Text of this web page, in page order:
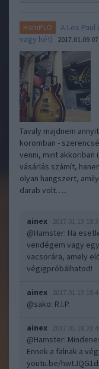
HamPLÓ
A Les
vagy hét)
2017.01.09
Tavaly majdnem
koromban -
venni, mint akkoriban
vásárlás számít,
olyan hangszert,
darab volt…..
ainex 2017.01.13
@Hamster: Ha
vendégem vagy
vacsorára, amely
végigpróbálhatod!
ainex 2017.01.13
@sako: R.I.P.
ainex 2017.01.18
@Hamster:
Ennek a falnak a
youtu.be/